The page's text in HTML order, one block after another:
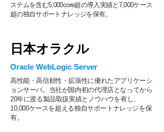
ステムを含む5,000core超の導入実績と7,000ケース
超の独自サポートナレッジを保有。
日本オラクル
Oracle WebLogic Server
高性能・高信頼性・拡張性に優れたアプリケーシ
ョンサーバ。当社が国内初の代理店となってから
20年に渡る製品取扱実績とノウハウを有し、
10,000ケースを超える独自サポートナレッジを保
有。